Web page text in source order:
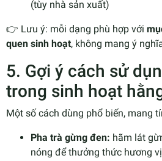
(tùy nhà sản xuất)
👉 Lưu ý: mỗi dạng phù hợp với
quen sinh hoạt, không mang ý
5. Gợi ý cách sử
trong sinh hoạt
Một số cách dùng phổ biến, mang
Pha trà gừng đen: hãm lát
nóng để thưởng thức hương